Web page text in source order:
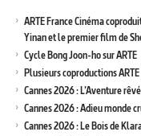
ARTE France Cinéma
Yinan et le premier film de
Cycle Bong Joon-ho sur ARTE
Plusieurs coproductions
Cannes 2026 : L’Aventure
Cannes 2026 : Adieu monde
Cannes 2026 : Le Bois de